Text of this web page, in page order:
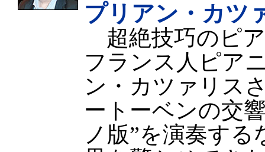
プリアン・カツ
超絶技巧のピ
フランス人ピア
ン・カツァリス
ートーベンの交
ノ版”を演奏す